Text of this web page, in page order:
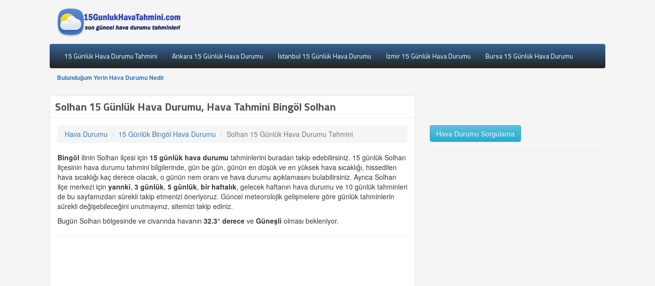
15 Günlük Hava Durumu Tahmini Ankara 15 Günlük Hava Durumu İstanbul 15 Günlük Hava Durumu İzmir 15 Günlük Hava Durumu Bursa 15 Günlük Hava Durumu
Bulunduğum Yerin Hava Durumu Nedir
Solhan 15 Günlük Hava Durumu, Hava Tahmini Bingöl Solhan
Hava Durumu 15 Günlük Bingöl Hava Durumu Solhan 15 Günlük Hava Durumu Tahmini
Bingöl ilinin Solhan ilçesi için 15 günlük hava durumu tahminlerini buradan takip edebilirsiniz. 15 günlük Solhan
ilçesinin hava durumu tahmini bilgilerinde, gün be gün, günün en düşük ve en yüksek hava sıcaklığı, hissedilen
hava sıcaklığı kaç derece olacak, o günün nem oranı ve hava durumu açıklamasını bulabilirsiniz. Ayrıca Solhan
ilçe merkezi için yarınki, 3 günlük, 5 günlük, bir haftalık, gelecek haftanın hava durumu ve 10 günlük tahminleri
de bu sayfamızdan sürekli takip etmenizi öneriyoruz. Güncel meteorolojik gelişmelere göre günlük tahminlerin
sürekli değişebileceğini unutmayınız, sitemizi takip ediniz.
Bugün Solhan bölgesinde ve civarında havanın 32.3° derece ve Güneşli olması bekleniyor.
Hava Durumu Sorgulama